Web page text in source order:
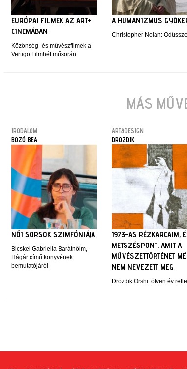
EURÓPAI FILMEK AZ ART+
CINEMÁBAN
Közönség- és művészfilmek a
Vertigo Filmhét műsorán
A HUMANIZMUS
Christopher Nolan:
MÁS
IRODALOM
BOZÓ BEA
NŐI SORSOK SZIMFÓNIÁJA
Bicskei Gabriella Barátnőim,
Hágár című könyvének
bemutatójáról
ART&DESIGN
DROZDIK
1973-AS RÉZKARCAIM,
METSZÉSPONT, AMIT A
MŰVÉSZETTÖRTÉNET
NEM NEVEZETT MEG
Drozdik Orshi: ötven év